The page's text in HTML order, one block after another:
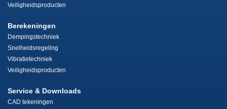
Veiligheidsproducten
Berekeningen
Dempingstechniek
Snelheidsregeling
Vibratietechniek
Veiligheidsproducten
Service & Downloads
CAD tekeningen